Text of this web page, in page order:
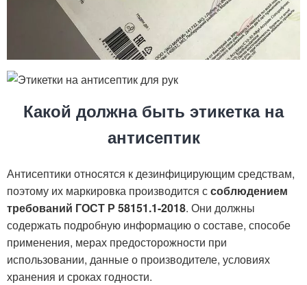
Какой должна быть этикетка на
антисептик
Антисептики относятся к дезинфицирующим средствам,
поэтому их маркировка производится ссоблюдением
требований ГОСТ Р 58151.1-2018. Они должны
содержать подробную информацию о составе, способе
применения, мерах предосторожности при
использовании, данные о производителе, условиях
хранения и сроках годности.